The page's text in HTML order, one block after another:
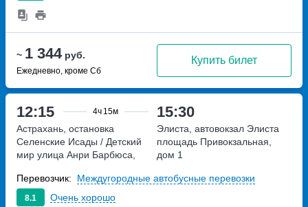
~ 1 344руб.
Ежедневно, кроме Сб
Купить билет
12:15 4ч 15м 15:30
Астрахань, остановка
Селенские Исады / Детский
мир улица Анри Барбюса,
Элиста, автовокзал Элиста
площадь Привокзальная,
дом 1
8.1 Очень хорошо
Перевозчик: Междугородные автобусные перевозки